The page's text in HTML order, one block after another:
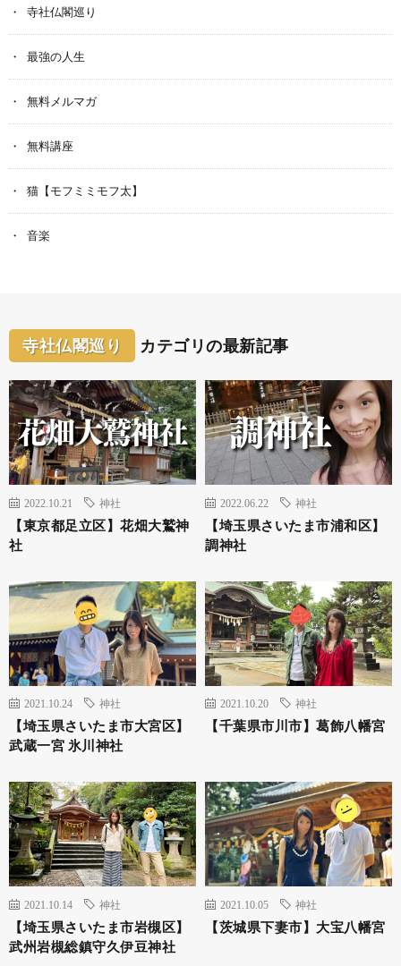
寺社仏閣巡り
最強の人生
無料メルマガ
無料講座
猫【モフミミモフ太】
音楽
寺社仏閣巡り カテゴリの最新記事
2022.10.21 神社
【東京都足立区】花畑大鷲神
社
2022.06.22 神社
【埼玉県さいたま市浦和区】
調神社
2021.10.24 神社
【埼玉県さいたま市大宮区】
武蔵一宮 氷川神社
2021.10.20 神社
【千葉県市川市】葛飾八幡宮
2021.10.14 神社
【埼玉県さいたま市岩槻区】
武州岩槻総鎮守久伊豆神社
2021.10.05 神社
【茨城県下妻市】大宝八幡宮